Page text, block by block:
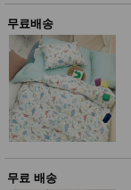
품
전
자
주방가
전
계절/생
활가전
건강가
전
주
방
명품식
기브랜
보관용
기
무료배송
무료 배송